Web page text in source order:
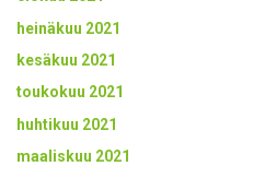
heinäkuu 2021
kesäkuu 2021
toukokuu 2021
huhtikuu 2021
maaliskuu 2021